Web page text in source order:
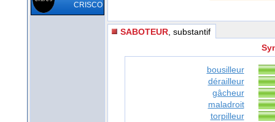
CRISCO
SABOTEUR , substantif
bousilleur
dérailleur
gâcheur
maladroit
torpilleur